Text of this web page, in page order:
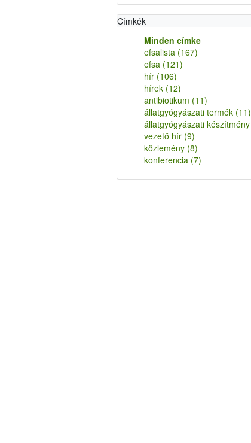
Címkék
Minden címke
efsalista (167)
efsa (121)
hír (106)
hírek (12)
antibiotikum (11)
állatgyógyászati termék (11)
állatgyógyászati készítmény
vezető hír (9)
közlemény (8)
konferencia (7)